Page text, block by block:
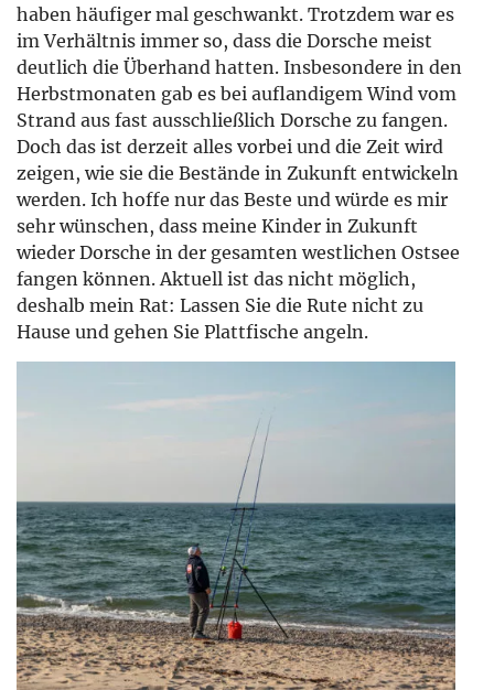
haben häufiger mal geschwankt. Trotzdem war es
im Verhältnis immer so, dass die Dorsche meist
deutlich die Überhand hatten. Insbesondere in den
Herbstmonaten gab es bei auflandigem Wind vom
Strand aus fast ausschließlich Dorsche zu fangen.
Doch das ist derzeit alles vorbei und die Zeit wird
zeigen, wie sie die Bestände in Zukunft entwickeln
werden. Ich hoffe nur das Beste und würde es mir
sehr wünschen, dass meine Kinder in Zukunft
wieder Dorsche in der gesamten westlichen Ostsee
fangen können. Aktuell ist das nicht möglich,
deshalb mein Rat: Lassen Sie die Rute nicht zu
Hause und gehen Sie Plattfische angeln.